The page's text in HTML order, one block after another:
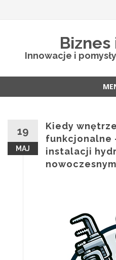
Biznes
Innowacje i
19
MAJ
Kiedy
funkcjonalne
instalacji